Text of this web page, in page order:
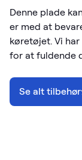
Denne plade
er med at
køretøjet. Vi
for at fuldende
Se alt tilbehør